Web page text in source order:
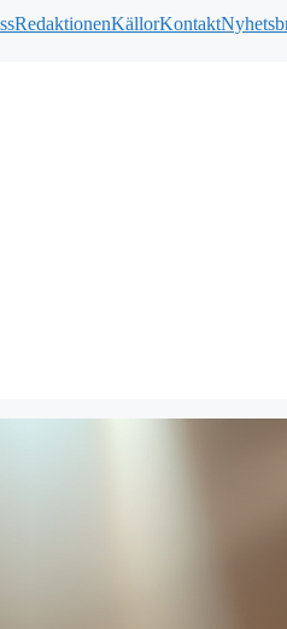
RedaktionenKällorKontakt